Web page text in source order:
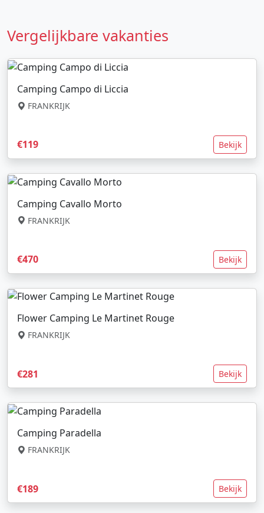
Vergelijkbare vakanties
Camping Campo di Liccia
FRANKRIJK
€119 Bekijk
Camping Cavallo Morto
FRANKRIJK
€470 Bekijk
Flower Camping Le Martinet Rouge
FRANKRIJK
€281 Bekijk
Camping Paradella
FRANKRIJK
€189 Bekijk